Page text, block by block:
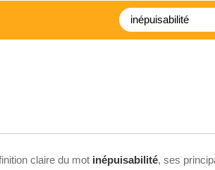
claire du mot inépuisabilité, ses